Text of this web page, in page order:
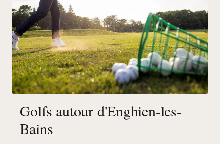
Golfs autour d'Enghien-les-
Bains